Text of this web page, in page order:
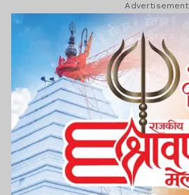
Advertisement